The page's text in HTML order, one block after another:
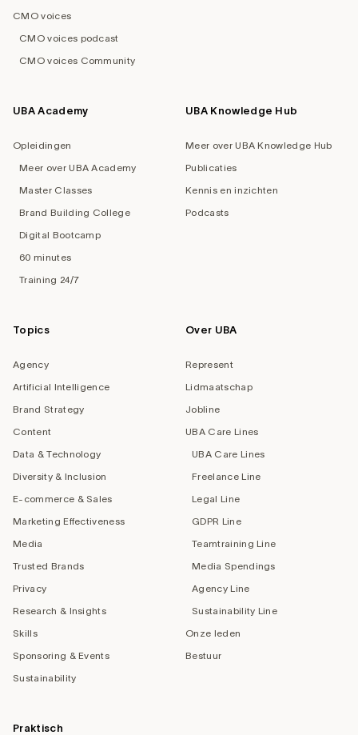
CMO voices
CMO voices podcast
CMO voices Community
UBA Academy
Opleidingen
Meer over UBA Academy
Master Classes
Brand Building College
Digital Bootcamp
60 minutes
Training 24/7
UBA Knowledge Hub
Meer over UBA Knowledge Hub
Publicaties
Kennis en inzichten
Podcasts
Topics
Agency
Artificial Intelligence
Brand Strategy
Content
Data & Technology
Diversity & Inclusion
E-commerce & Sales
Marketing Effectiveness
Media
Trusted Brands
Privacy
Research & Insights
Skills
Sponsoring & Events
Sustainability
Over UBA
Represent
Lidmaatschap
Jobline
UBA Care Lines
UBA Care Lines
Freelance Line
Legal Line
GDPR Line
Teamtraining Line
Media Spendings
Agency Line
Sustainability Line
Onze leden
Bestuur
Praktisch